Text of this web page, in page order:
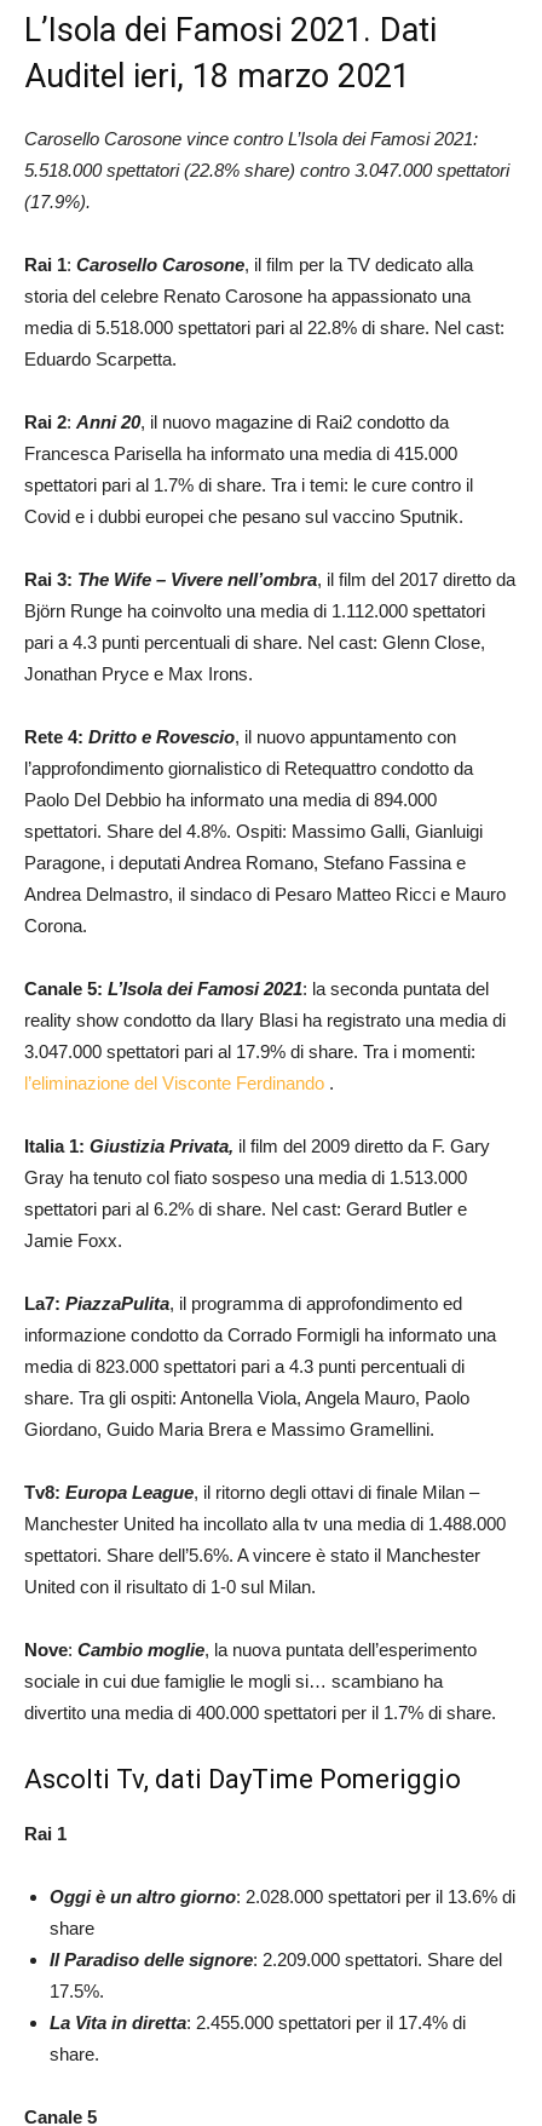
L’Isola dei Famosi 2021. Dati
Auditel ieri, 18 marzo 2021
Carosello Carosone vince contro L’Isola dei Famosi 2021:
5.518.000 spettatori (22.8% share) contro 3.047.000 spettatori
(17.9%).
Rai 1: Carosello Carosone, il film per la TV dedicato alla
storia del celebre Renato Carosone ha appassionato una
media di 5.518.000 spettatori pari al 22.8% di share. Nel cast:
Eduardo Scarpetta.
Rai 2: Anni 20, il nuovo magazine di Rai2 condotto da
Francesca Parisella ha informato una media di 415.000
spettatori pari al 1.7% di share. Tra i temi: le cure contro il
Covid e i dubbi europei che pesano sul vaccino Sputnik.
Rai 3: The Wife – Vivere nell’ombra, il film del 2017 diretto da
Björn Runge ha coinvolto una media di 1.112.000 spettatori
pari a 4.3 punti percentuali di share. Nel cast: Glenn Close,
Jonathan Pryce e Max Irons.
Rete 4: Dritto e Rovescio, il nuovo appuntamento con
l’approfondimento giornalistico di Retequattro condotto da
Paolo Del Debbio ha informato una media di 894.000
spettatori. Share del 4.8%. Ospiti: Massimo Galli, Gianluigi
Paragone, i deputati Andrea Romano, Stefano Fassina e
Andrea Delmastro, il sindaco di Pesaro Matteo Ricci e Mauro
Corona.
Canale 5: L’Isola dei Famosi 2021: la seconda puntata del
reality show condotto da Ilary Blasi ha registrato una media di
3.047.000 spettatori pari al 17.9% di share. Tra i momenti:
l’eliminazione del Visconte Ferdinando .
Italia 1: Giustizia Privata, il film del 2009 diretto da F. Gary
Gray ha tenuto col fiato sospeso una media di 1.513.000
spettatori pari al 6.2% di share. Nel cast: Gerard Butler e
Jamie Foxx.
La7: PiazzaPulita, il programma di approfondimento ed
informazione condotto da Corrado Formigli ha informato una
media di 823.000 spettatori pari a 4.3 punti percentuali di
share. Tra gli ospiti: Antonella Viola, Angela Mauro, Paolo
Giordano, Guido Maria Brera e Massimo Gramellini.
Tv8: Europa League, il ritorno degli ottavi di finale Milan –
Manchester United ha incollato alla tv una media di 1.488.000
spettatori. Share dell’5.6%. A vincere è stato il Manchester
United con il risultato di 1-0 sul Milan.
Nove: Cambio moglie, la nuova puntata dell’esperimento
sociale in cui due famiglie le mogli si… scambiano ha
divertito una media di 400.000 spettatori per il 1.7% di share.
Ascolti Tv, dati DayTime Pomeriggio
Rai 1
Oggi è un altro giorno: 2.028.000 spettatori per il 13.6% di
share
Il Paradiso delle signore: 2.209.000 spettatori. Share del
17.5%.
La Vita in diretta: 2.455.000 spettatori per il 17.4% di
share.
Canale 5